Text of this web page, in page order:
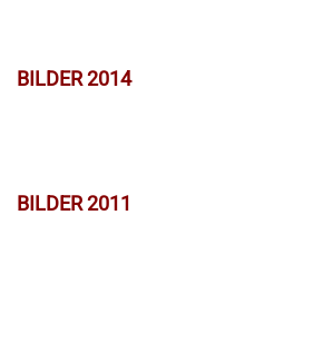
BILDER 2014
BILDER 2011